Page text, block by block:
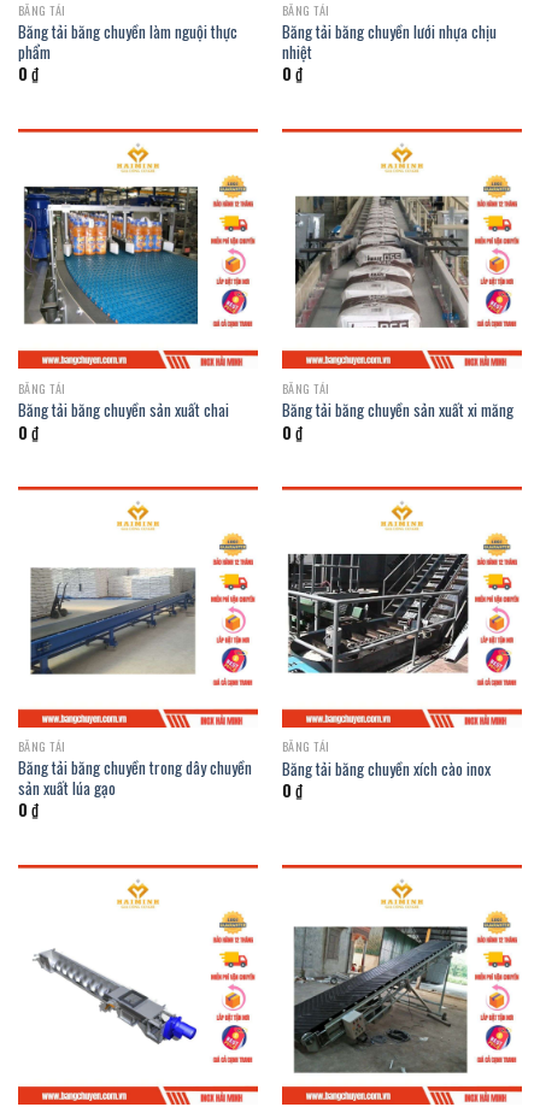
BĂNG TẢI
Băng tải băng chuyền làm nguội thực
phẩm
0 ₫
BĂNG TẢI
Băng tải băng chuyền lưới nhựa chịu
nhiệt
0 ₫
BĂNG TẢI
Băng tải băng chuyền sản xuất chai
0 ₫
BĂNG TẢI
Băng tải băng chuyền sản xuất xi măng
0 ₫
BĂNG TẢI
Băng tải băng chuyền trong dây chuyền
sản xuất lúa gạo
0 ₫
BĂNG TẢI
Băng tải băng chuyền xích cào inox
0 ₫